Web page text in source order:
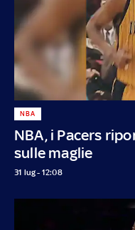
NBA, i Pacers
sulle maglie
NBA
31 lug - 12:08